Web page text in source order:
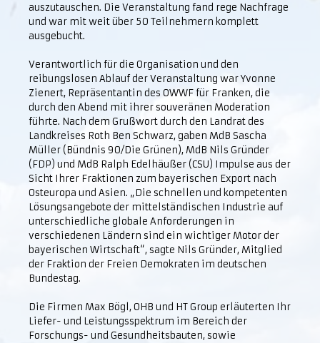
auszutauschen. Die Veranstaltung fand rege Nachfrage
und war mit weit über 50 Teilnehmern komplett
ausgebucht.
Verantwortlich für die Organisation und den
reibungslosen Ablauf der Veranstaltung war Yvonne
Zienert, Repräsentantin des OWWF für Franken, die
durch den Abend mit ihrer souveränen Moderation
führte. Nach dem Grußwort durch den Landrat des
Landkreises Roth Ben Schwarz, gaben MdB Sascha
Müller (Bündnis 90/Die Grünen), MdB Nils Gründer
(FDP) und MdB Ralph Edelhäußer (CSU) Impulse aus der
Sicht Ihrer Fraktionen zum bayerischen Export nach
Osteuropa und Asien. „Die schnellen und kompetenten
Lösungsangebote der mittelständischen Industrie auf
unterschiedliche globale Anforderungen in
verschiedenen Ländern sind ein wichtiger Motor der
bayerischen Wirtschaft“, sagte Nils Gründer, Mitglied
der Fraktion der Freien Demokraten im deutschen
Bundestag.
Die Firmen Max Bögl, OHB und HT Group erläuterten Ihr
Liefer- und Leistungsspektrum im Bereich der
Forschungs- und Gesundheitsbauten, sowie